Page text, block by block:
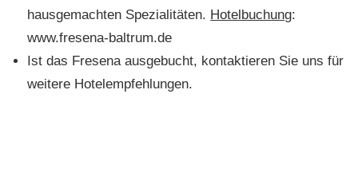
hausgemachten Spezialitäten. Hotelbuchung:
www.fresena-baltrum.de
Ist das Fresena ausgebucht, kontaktieren Sie uns für
weitere Hotelempfehlungen.